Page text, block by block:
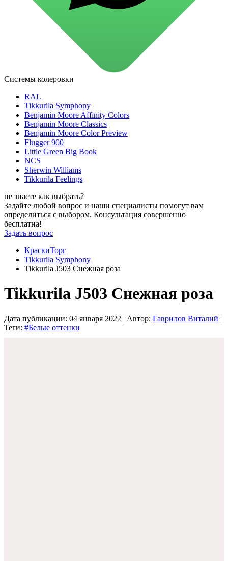
для стекол и зеркал
для ароматизации и нейтрализации запахов
для стирки и ухода за тканями
для ковров и текстильных изделий
специализированные чистящие средства
универсальные чистящие средства
дезинфицирующие средства
Автохимия и автокосметика
полироли для пластика
очистители салона
очистители двигателя
очистители тормозов
Материалы для зимних работ
краски для штукатурки
грунтовки
пропитки для древесины
пены и клеи
Новинки
Системы колеровки
RAL
Tikkurila Symphony
Benjamin Moore Affinity Colors
Benjamin Moore Classics
Benjamin Moore Color Preview
Flugger 900
Little Green Big Book
NCS
Sherwin Williams
Tikkurila Feelings
не знаете как выбрать?
Задайте любой вопрос и наши специалисты помогут вам
определиться с выбором. Консультация совершенно
бесплатна!
Задать вопрос
КраскиТорг
Tikkurila Symphony
Tikkurila J503 Снежная роза
Tikkurila J503 Снежная роза
Дата публикации: 04 января 2022 | Автор: Гаврилов Виталий |
Теги: #Белые оттенки